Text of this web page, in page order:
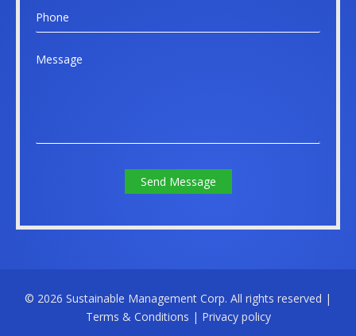
i
l
P
h
n
M
Send Message
© 2026 Sustainable Management Corp. All rights reserved |
Terms & Conditions | Privacy policy